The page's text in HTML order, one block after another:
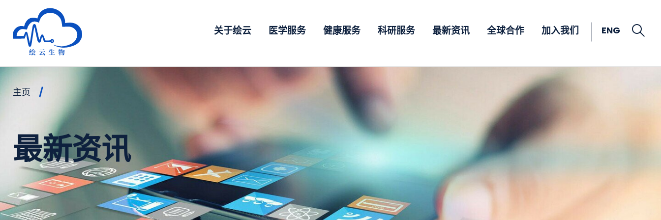
深圳市绘云生物科技有限公司
关于绘云 医学服务 健康服务 科研服务 最新资讯 全球合作 加入我们 ENG
主页
最新资讯